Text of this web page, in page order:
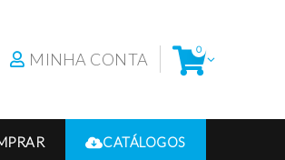
MINHA CONTA 0
CATÁLOGOS